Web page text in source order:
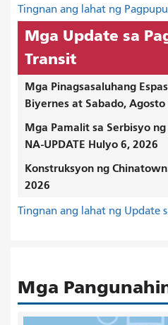
Tingnan ang lahat ng
Mga Update sa
Transit
Mga Pinagsasaluhang
Biyernes at Sabado, Agosto
Mga Pamalit sa Serbisyo
NA-UPDATE Hulyo 6, 2026
Konstruksyon ng
2026
Tingnan ang lahat ng Update
Mga